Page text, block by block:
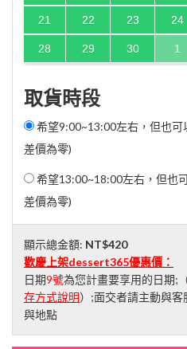
21 22 23 24
28 29 30 1
取貨時段
希望9:00~13:00左右，但也
差價為零)
希望13:00~18:00左右，但也
差價為零)
顯示總金額: NT$420
歡慶上架dessert365優惠價：
日期9號為您計畫要享用的日期;
存方式說明）;面交者請主動與
與地點